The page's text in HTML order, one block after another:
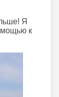
Я
к